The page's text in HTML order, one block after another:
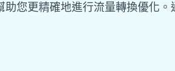
您更精確地進行流量轉換優化。